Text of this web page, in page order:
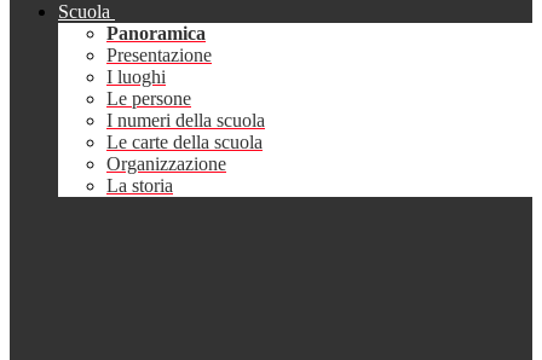
Scuola
Panoramica
Presentazione
I luoghi
Le persone
I numeri della scuola
Le carte della scuola
Organizzazione
La storia